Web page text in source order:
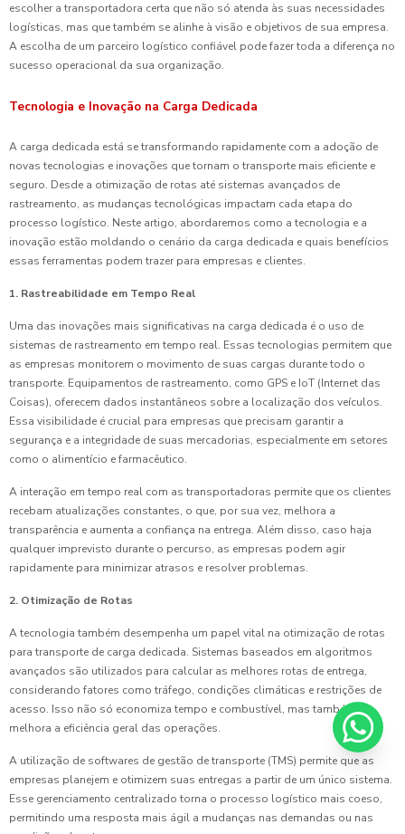
escolher a transportadora certa que não só atenda às suas necessidades
logísticas, mas que também se alinhe à visão e objetivos de sua empresa.
A escolha de um parceiro logístico confiável pode fazer toda a diferença no
sucesso operacional da sua organização.
Tecnologia e Inovação na Carga Dedicada
A carga dedicada está se transformando rapidamente com a adoção de
novas tecnologias e inovações que tornam o transporte mais eficiente e
seguro. Desde a otimização de rotas até sistemas avançados de
rastreamento, as mudanças tecnológicas impactam cada etapa do
processo logístico. Neste artigo, abordaremos como a tecnologia e a
inovação estão moldando o cenário da carga dedicada e quais benefícios
essas ferramentas podem trazer para empresas e clientes.
1. Rastreabilidade em Tempo Real
Uma das inovações mais significativas na carga dedicada é o uso de
sistemas de rastreamento em tempo real. Essas tecnologias permitem que
as empresas monitorem o movimento de suas cargas durante todo o
transporte. Equipamentos de rastreamento, como GPS e IoT (Internet das
Coisas), oferecem dados instantâneos sobre a localização dos veículos.
Essa visibilidade é crucial para empresas que precisam garantir a
segurança e a integridade de suas mercadorias, especialmente em setores
como o alimentício e farmacêutico.
A interação em tempo real com as transportadoras permite que os clientes
recebam atualizações constantes, o que, por sua vez, melhora a
transparência e aumenta a confiança na entrega. Além disso, caso haja
qualquer imprevisto durante o percurso, as empresas podem agir
rapidamente para minimizar atrasos e resolver problemas.
2. Otimização de Rotas
A tecnologia também desempenha um papel vital na otimização de rotas
para transporte de carga dedicada. Sistemas baseados em algoritmos
avançados são utilizados para calcular as melhores rotas de entrega,
considerando fatores como tráfego, condições climáticas e restrições de
acesso. Isso não só economiza tempo e combustível, mas também
melhora a eficiência geral das operações.
A utilização de softwares de gestão de transporte (TMS) permite que as
empresas planejem e otimizem suas entregas a partir de um único sistema.
Esse gerenciamento centralizado torna o processo logístico mais coeso,
permitindo uma resposta mais ágil a mudanças nas demandas ou nas